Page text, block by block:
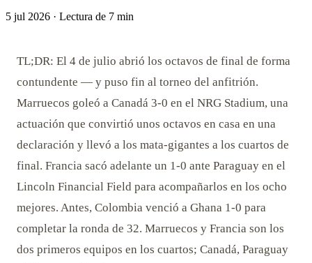
5 jul 2026 · Lectura de 7 min
TL;DR: El 4 de julio abrió los octavos de final de forma
contundente — y puso fin al torneo del anfitrión.
Marruecos goleó a Canadá 3-0 en el NRG Stadium, una
actuación que convirtió unos octavos en casa en una
declaración y llevó a los mata-gigantes a los cuartos de
final. Francia sacó adelante un 1-0 ante Paraguay en el
Lincoln Financial Field para acompañarlos en los ocho
mejores. Antes, Colombia venció a Ghana 1-0 para
completar la ronda de 32. Marruecos y Francia son los
dos primeros equipos en los cuartos; Canadá, Paraguay